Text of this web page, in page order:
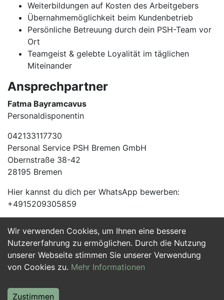
Wir verwenden Cookies, um Ihnen eine bessere
Nutzererfahrung zu ermöglichen. Durch die Nutzung
unserer Webseite stimmen Sie unserer Verwendung
von Cookies zu. Mehr Informationen
Zustimmen
Weiterbildungen auf Kosten des Arbeitgebers
Übernahmemöglichkeit beim Kundenbetrieb
Persönliche Betreuung durch dein PSH-Team vor
Ort
Teamgeist & gelebte Loyalität im täglichen
Miteinander
Ansprechpartner
Fatma Bayramcavus
Personaldisponentin
042133117730
Personal Service PSH Bremen GmbH
Obernstraße 38-42
28195 Bremen
Hier kannst du dich per WhatsApp bewerben:
+4915209305859
Jetzt Bewerben